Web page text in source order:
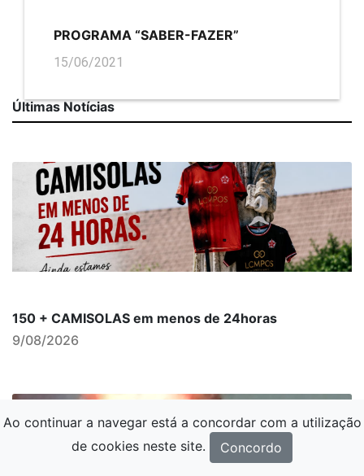
PROGRAMA “SABER-FAZER”
15/06/2021
Últimas Notícias
150 + CAMISOLAS em menos de 24horas
9/08/2026
Ao continuar a navegar está a concordar com a utilização
de cookies neste site.
Concordo